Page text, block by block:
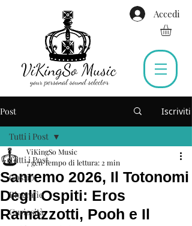
Accedi
Post Iscriviti
Tutti i Post
Gossip
Biografie
Curiosità
Tutti i Post
Sanremo 2026, Il Totonomi
Degli Ospiti: Eros
Ramazzotti, Pooh e Il
ViKingSo Music
7 genTempo di lettura: 2 min